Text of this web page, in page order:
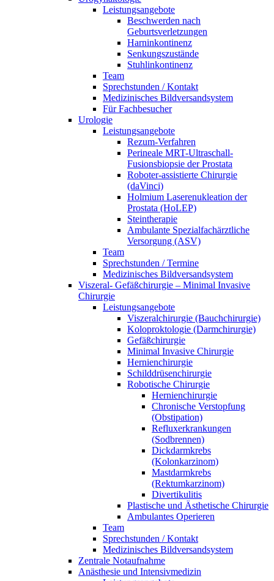
Leistungsangebote
Beschwerden nach
Geburtsverletzungen
Harninkontinenz
Senkungszustände
Stuhlinkontinenz
Team
Sprechstunden / Kontakt
Medizinisches Bildversandsystem
Für Fachbesucher
Urologie
Leistungsangebote
Rezum-Verfahren
Perineale MRT-Ultraschall-
Fusionsbiopsie der Prostata
Roboter-assistierte Chirurgie
(daVinci)
Holmium Laserenukleation der
Prostata (HoLEP)
Steintherapie
Ambulante Spezialfachärztliche
Versorgung (ASV)
Team
Sprechstunden / Termine
Medizinisches Bildversandsystem
Viszeral- Gefäßchirurgie – Minimal Invasive
Chirurgie
Leistungsangebote
Viszeralchirurgie (Bauchchirurgie)
Koloproktologie (Darmchirurgie)
Gefäßchirurgie
Minimal Invasive Chirurgie
Hernienchirurgie
Schilddrüsenchirurgie
Robotische Chirurgie
Hernienchirurgie
Chronische Verstopfung
(Obstipation)
Refluxerkrankungen
(Sodbrennen)
Dickdarmkrebs
(Kolonkarzinom)
Mastdarmkrebs
(Rektumkarzinom)
Divertikulitis
Plastische und Ästhetische Chirurgie
Ambulantes Operieren
Team
Sprechstunden / Kontakt
Medizinisches Bildversandsystem
Zentrale Notaufnahme
Anästhesie und Intensivmedizin